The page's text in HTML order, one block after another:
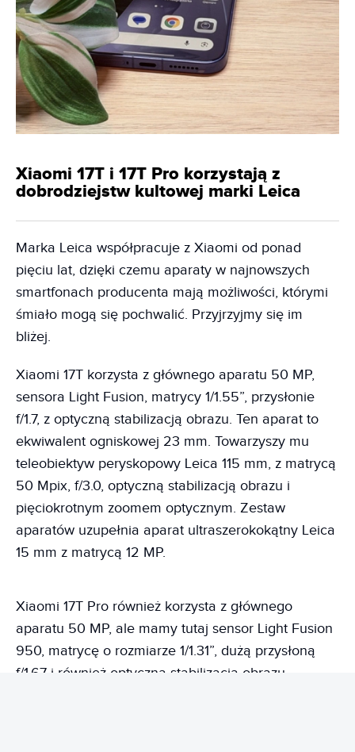
Xiaomi 17T i 17T Pro korzystają z
dobrodziejstw kultowej marki Leica
Marka Leica współpracuje z Xiaomi od ponad
pięciu lat, dzięki czemu aparaty w najnowszych
smartfonach producenta mają możliwości, którymi
śmiało mogą się pochwalić. Przyjrzyjmy się im
bliżej.
Xiaomi 17T korzysta z głównego aparatu 50 MP,
sensora Light Fusion, matrycy 1/1.55”, przysłonie
f/1.7, z optyczną stabilizacją obrazu. Ten aparat to
ekwiwalent ogniskowej 23 mm. Towarzyszy mu
teleobiektyw peryskopowy Leica 115 mm, z matrycą
50 Mpix, f/3.0, optyczną stabilizacją obrazu i
pięciokrotnym zoomem optycznym. Zestaw
aparatów uzupełnia aparat ultraszerokokątny Leica
15 mm z matrycą 12 MP.
Xiaomi 17T Pro również korzysta z głównego
aparatu 50 MP, ale mamy tutaj sensor Light Fusion
950, matrycę o rozmiarze 1/1.31”, dużą przysłoną
f/1.67 i również optyczną stabilizacją obrazu.